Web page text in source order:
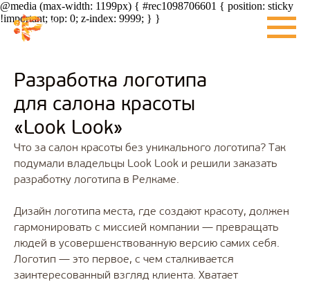
@media (max-width: 1199px) { #rec1098706601 { position: sticky
!important; top: 0; z-index: 9999; } }
Разработка логотипа
для салона красоты
«Look Look»
Что за салон красоты без уникального логотипа? Так
подумали владельцы Look Look и решили заказать
разработку логотипа в Релкаме.
Дизайн логотипа места, где создают красоту, должен
гармонировать с миссией компании — превращать
людей в усовершенствованную версию самих себя.
Логотип — это первое, с чем сталкивается
заинтересованный взгляд клиента. Хватает